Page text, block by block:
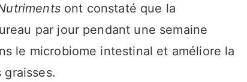
ont constaté que la
par jour pendant une semaine
le microbiome intestinal et améliore la